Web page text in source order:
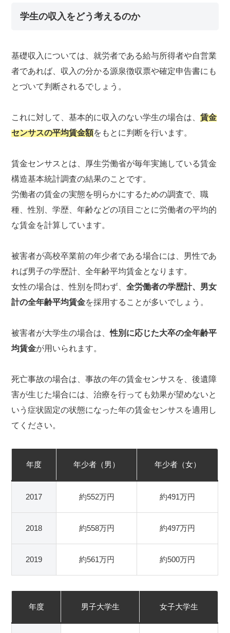
学生の収入をどう考えるのか
基礎収入については、就労者である給与所得者や自営業
者であれば、収入の分かる源泉徴収票や確定申告書にも
とづいて判断されるでしょう。
これに対して、基本的に収入のない学生の場合は、賃金
センサスの平均賃金額をもとに判断を行います。
賃金センサスとは、厚生労働省が毎年実施している賃金
構造基本統計調査の結果のことです。
労働者の賃金の実態を明らかにするための調査で、職
種、性別、学歴、年齢などの項目ごとに労働者の平均的
な賃金を計算しています。
被害者が高校卒業前の年少者である場合には、男性であ
れば男子の学歴計、全年齢平均賃金となります。
女性の場合は、性別を問わず、全労働者の学歴計、男女
計の全年齢平均賃金を採用することが多いでしょう。
被害者が大学生の場合は、性別に応じた大卒の全年齢平
均賃金が用いられます。
死亡事故の場合は、事故の年の賃金センサスを、後遺障
害が生じた場合には、治療を行っても効果が望めないと
いう症状固定の状態になった年の賃金センサスを適用し
てください。
年度 年少者（男） 年少者（女）
2017 約552万円 約491万円
2018 約558万円 約497万円
2019 約561万円 約500万円
年度 男子大学生 女子大学生